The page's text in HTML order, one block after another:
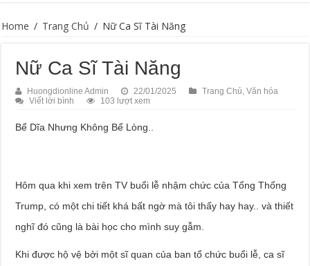
Home / Trang Chủ / Nữ Ca Sĩ Tài Năng
Nữ Ca Sĩ Tài Năng
Huongdionline Admin 22/01/2025 Trang Chủ,Văn hóa
Viết lời bình
103 lượt xem
Bể Dĩa Nhưng Không Bể Lòng..
Hôm qua khi xem trên TV buổi lễ nhậm chức của Tổng Thống
Trump, có một chi tiết khá bất ngờ mà tôi thấy hay hay.. và thiết
nghĩ đó cũng là bài học cho mình suy gẫm.
Khi được hộ vệ bởi một sĩ quan của ban tổ chức buổi lễ, ca sĩ